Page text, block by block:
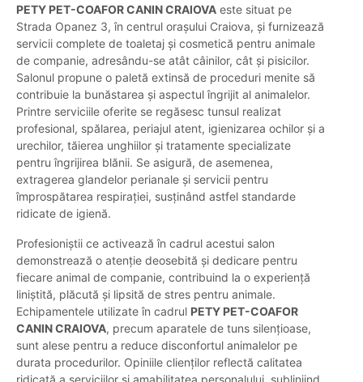
PETY PET-COAFOR CANIN CRAIOVA este situat pe
Strada Opanez 3, în centrul orașului Craiova, și furnizează
servicii complete de toaletaj și cosmetică pentru animale
de companie, adresându-se atât câinilor, cât și pisicilor.
Salonul propune o paletă extinsă de proceduri menite să
contribuie la bunăstarea și aspectul îngrijit al animalelor.
Printre serviciile oferite se regăsesc tunsul realizat
profesional, spălarea, periajul atent, igienizarea ochilor și a
urechilor, tăierea unghiilor și tratamente specializate
pentru îngrijirea blănii. Se asigură, de asemenea,
extragerea glandelor perianale și servicii pentru
împrospătarea respirației, susținând astfel standarde
ridicate de igienă.
Profesioniștii ce activează în cadrul acestui salon
demonstrează o atenție deosebită și dedicare pentru
fiecare animal de companie, contribuind la o experiență
liniștită, plăcută și lipsită de stres pentru animale.
Echipamentele utilizate în cadrul PETY PET-COAFOR
CANIN CRAIOVA, precum aparatele de tuns silențioase,
sunt alese pentru a reduce disconfortul animalelor pe
durata procedurilor. Opiniile clienților reflectă calitatea
ridicată a serviciilor și amabilitatea personalului, subliniind